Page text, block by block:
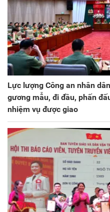
Lực lượng Công an nhân
gương mẫu, đi đầu, phấn
nhiệm vụ được giao